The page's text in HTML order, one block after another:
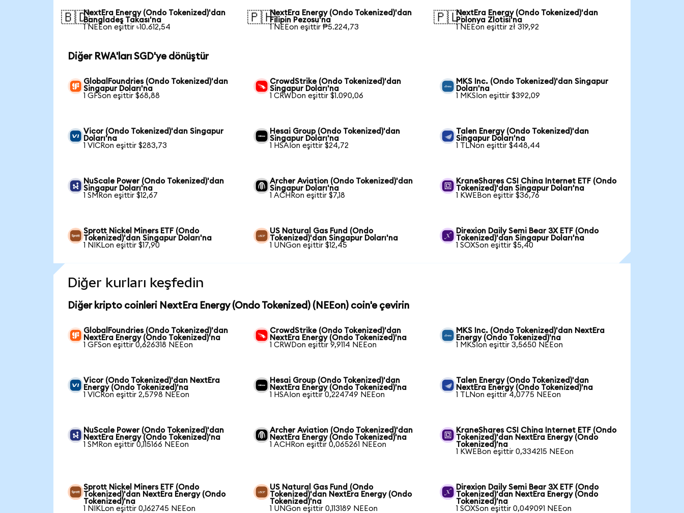
🇧🇩NextEra Energy (Ondo Tokenized)'dan
Bangladeş Takası'na
1 NEEon eşittir ৳10.612,54
🇵🇭NextEra Energy (Ondo Tokenized)'dan
Filipin Pezosu'na
1 NEEon eşittir ₱5.224,73
🇵🇱NextEra Energy (Ondo Tokenized)'dan
Polonya Zlotisi'na
1 NEEon eşittir zł 319,92
Diğer RWA'ları SGD'ye dönüştür
GlobalFoundries (Ondo Tokenized)'dan
Singapur Doları'na
1 GFSon eşittir $68,88
CrowdStrike (Ondo Tokenized)'dan
Singapur Doları'na
1 CRWDon eşittir $1.090,06
MKS Inc. (Ondo Tokenized)'dan Singapur
Doları'na
1 MKSIon eşittir $392,09
Vicor (Ondo Tokenized)'dan Singapur
Doları'na
1 VICRon eşittir $283,73
Hesai Group (Ondo Tokenized)'dan
Singapur Doları'na
1 HSAIon eşittir $24,72
Talen Energy (Ondo Tokenized)'dan
Singapur Doları'na
1 TLNon eşittir $448,44
NuScale Power (Ondo Tokenized)'dan
Singapur Doları'na
1 SMRon eşittir $12,67
Archer Aviation (Ondo Tokenized)'dan
Singapur Doları'na
1 ACHRon eşittir $7,18
KraneShares CSI China Internet ETF (Ondo
Tokenized)'dan Singapur Doları'na
1 KWEBon eşittir $36,76
Sprott Nickel Miners ETF (Ondo
Tokenized)'dan Singapur Doları'na
1 NIKLon eşittir $17,90
US Natural Gas Fund (Ondo
Tokenized)'dan Singapur Doları'na
1 UNGon eşittir $12,45
Direxion Daily Semi Bear 3X ETF (Ondo
Tokenized)'dan Singapur Doları'na
1 SOXSon eşittir $5,40
Diğer kurları keşfedin
Diğer kripto coinleri NextEra Energy (Ondo Tokenized) (NEEon) coin'e çevirin
GlobalFoundries (Ondo Tokenized)'dan
NextEra Energy (Ondo Tokenized)'na
1 GFSon eşittir 0,626318 NEEon
CrowdStrike (Ondo Tokenized)'dan
NextEra Energy (Ondo Tokenized)'na
1 CRWDon eşittir 9,9114 NEEon
MKS Inc. (Ondo Tokenized)'dan NextEra
Energy (Ondo Tokenized)'na
1 MKSIon eşittir 3,5650 NEEon
Vicor (Ondo Tokenized)'dan NextEra
Energy (Ondo Tokenized)'na
1 VICRon eşittir 2,5798 NEEon
Hesai Group (Ondo Tokenized)'dan
NextEra Energy (Ondo Tokenized)'na
1 HSAIon eşittir 0,224749 NEEon
Talen Energy (Ondo Tokenized)'dan
NextEra Energy (Ondo Tokenized)'na
1 TLNon eşittir 4,0775 NEEon
NuScale Power (Ondo Tokenized)'dan
NextEra Energy (Ondo Tokenized)'na
1 SMRon eşittir 0,115166 NEEon
Archer Aviation (Ondo Tokenized)'dan
NextEra Energy (Ondo Tokenized)'na
1 ACHRon eşittir 0,065261 NEEon
KraneShares CSI China Internet ETF (Ondo
Tokenized)'dan NextEra Energy (Ondo
Tokenized)'na
1 KWEBon eşittir 0,334215 NEEon
Sprott Nickel Miners ETF (Ondo
Tokenized)'dan NextEra Energy (Ondo
Tokenized)'na
1 NIKLon eşittir 0,162745 NEEon
US Natural Gas Fund (Ondo
Tokenized)'dan NextEra Energy (Ondo
Tokenized)'na
1 UNGon eşittir 0,113189 NEEon
Direxion Daily Semi Bear 3X ETF (Ondo
Tokenized)'dan NextEra Energy (Ondo
Tokenized)'na
1 SOXSon eşittir 0,049091 NEEon